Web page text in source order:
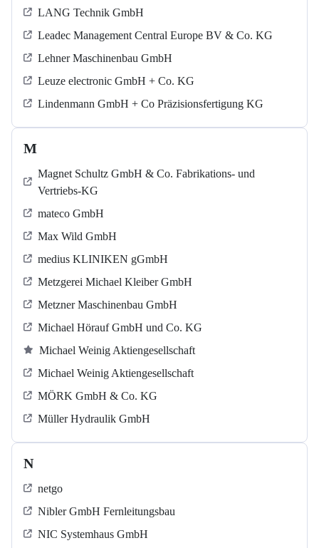
LANG Technik GmbH
Leadec Management Central Europe BV & Co. KG
Lehner Maschinenbau GmbH
Leuze electronic GmbH + Co. KG
Lindenmann GmbH + Co Präzisionsfertigung KG
M
Magnet Schultz GmbH & Co. Fabrikations- und
Vertriebs-KG
mateco GmbH
Max Wild GmbH
medius KLINIKEN gGmbH
Metzgerei Michael Kleiber GmbH
Metzner Maschinenbau GmbH
Michael Hörauf GmbH und Co. KG
Michael Weinig Aktiengesellschaft
Michael Weinig Aktiengesellschaft
MÖRK GmbH & Co. KG
Müller Hydraulik GmbH
N
netgo
Nibler GmbH Fernleitungsbau
NIC Systemhaus GmbH